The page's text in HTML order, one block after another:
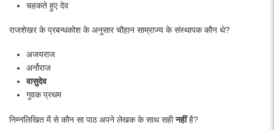
चहकते हुए देव
राजशेखर के प्रबन्धकोश के अनुसार चौहान साम्राज्य के संस्थापक कौन थे?
अजयराज
अर्नोराज
वासुदेव
गुवक प्रथम
निम्नलिखित में से कौन सा पाठ अपने लेखक के साथ सहीनहींहै?